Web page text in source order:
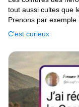
C’est curieux
tout aussi cultes que
Prenons par exemple
de la série télévisée
aujourd’hui très
de 15 ans se soient
cheveux des
de lancer de
faire passer un
symbolisme.